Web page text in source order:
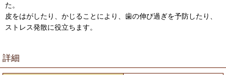
た。
皮をはがしたり、かじることにより、歯の伸び過ぎを予防したり、
ストレス発散に役立ちます。
詳細